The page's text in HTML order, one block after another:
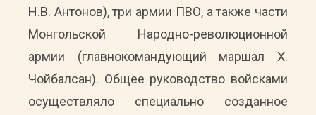
Н.В. Антонов), три армии ПВО, а также части
Монгольской Народно-революционной
армии (главнокомандующий маршал Х.
Чойбалсан). Общее руководство войсками
осуществляло специально созданное